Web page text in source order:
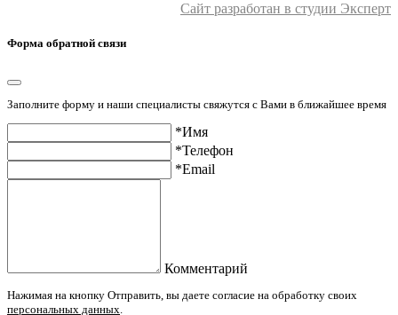
Сайт разработан в студии Эксперт
Форма обратной связи
Заполните форму и наши специалисты свяжутся с Вами в ближайшее время
*Имя
*Телефон
*Email
Комментарий
Нажимая на кнопку Отправить, вы даете согласие на обработку своих
персональных данных.